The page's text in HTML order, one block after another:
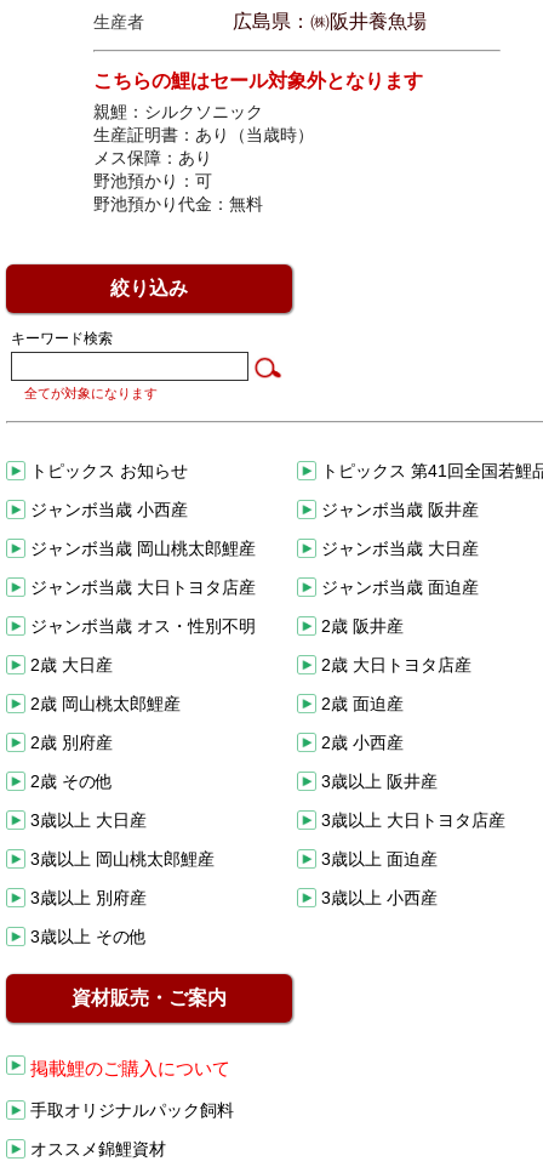
生産者 広島県：㈱阪井養魚場
こちらの鯉はセール対象外となります
親鯉：シルクソニック
生産証明書：あり（当歳時）
メス保障：あり
野池預かり：可
野池預かり代金：無料
絞り込み
キーワード検索
全てが対象になります
トピックス お知らせ
トピックス 第41回全国若鯉
ジャンボ当歳 小西産
ジャンボ当歳 阪井産
ジャンボ当歳 岡山桃太郎鯉産
ジャンボ当歳 大日産
ジャンボ当歳 大日トヨタ店産
ジャンボ当歳 面迫産
ジャンボ当歳 オス・性別不明
2歳 阪井産
2歳 大日産
2歳 大日トヨタ店産
2歳 岡山桃太郎鯉産
2歳 面迫産
2歳 別府産
2歳 小西産
2歳 その他
3歳以上 阪井産
3歳以上 大日産
3歳以上 大日トヨタ店産
3歳以上 岡山桃太郎鯉産
3歳以上 面迫産
3歳以上 別府産
3歳以上 小西産
3歳以上 その他
資材販売・ご案内
掲載鯉のご購入について
手取オリジナルパック飼料
オススメ錦鯉資材